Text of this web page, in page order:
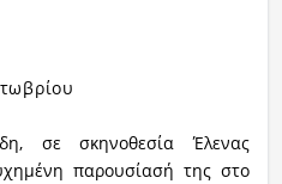
σε σκηνοθεσία Έλενας
παρουσίασή της στο